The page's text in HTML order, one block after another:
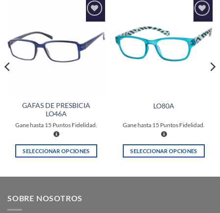
Añadir
lista de
deseos
GAFAS DE PRESBICIA
LO46A
Gane hasta 15 Puntos Fidelidad.
SELECCIONAR OPCIONES
variantes.
Añadir
lista de
deseos
LO80A
Gane hasta 15 Puntos Fidelidad.
SELECCIONAR OPCIONES
SOBRE NOSOTROS